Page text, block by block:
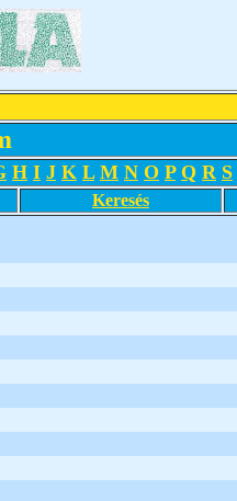
H I J K L M N O P Q R S
Keresés